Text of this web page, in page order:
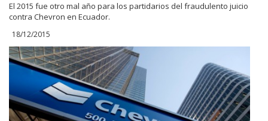
El 2015 fue otro mal año para los partidarios del fraudulento juicio
contra Chevron en Ecuador.
18/12/2015